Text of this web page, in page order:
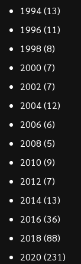
1994(13)
1996 (11)
1998 (8)
2000 (7)
2002 (7)
2004(12)
2006 (6)
2008 (5)
2010 (9)
2012 (7)
2014(13)
2016 (36)
2018 (88)
2020 (231)